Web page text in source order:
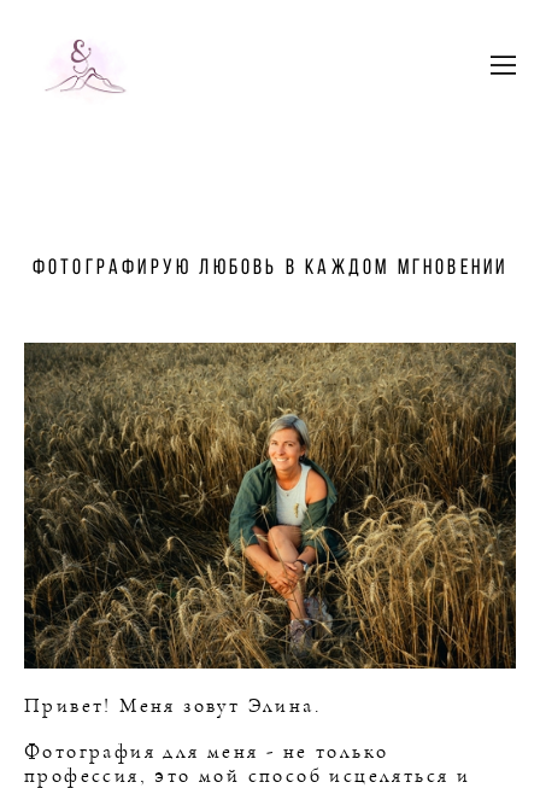
Фотографирую любовь в каждом мгновении
Привет! Меня зовут Элина.
Фотография для меня - не только
профессия, это мой способ исцеляться и